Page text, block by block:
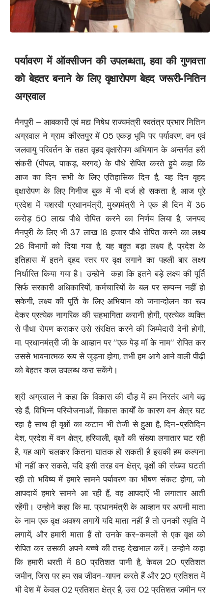
पर्यावरण में ऑक्सीजन की उपलब्धता, हवा की गुणवत्ता
को बेहतर बनाने के लिए वृक्षारोपण बेहद जरूरी-नितिन
अग्रवाल
मैनपुरी – आबकारी एवं मद्य निषेध राज्यमंत्री स्वतंत्र प्रभार नितिन
अग्रवाल ने ग्राम कीरतपुर में 05 एकड़ भूमि पर पर्यावरण, वन एवं
जलवायु परिवर्तन के तहत वृहद वृक्षारोपण अभियान के अन्तर्गत हरी
संकरी (पीपल, पाकड़, बरगद) के पौधे रोपित करते हुये कहा कि
आज का दिन सभी के लिए एतिहासिक दिन है, यह दिन वृहद
वृक्षारोपण के लिए गिनीज बुक में भी दर्ज हो सकता है, आज पूरे
प्रदेश में यशस्वी प्रधानमंत्री, मुख्यमंत्री ने एक ही दिन में 36
करोड़ 50 लाख पौधे रोपित करने का निर्णय लिया है, जनपद
मैनपुरी के लिए भी 37 लाख 18 हजार पौधे रोपित करने का लक्ष्य
26 विभागों को दिया गया है, यह बहुत बड़ा लक्ष्य है, प्रदेश के
इतिहास में इतने वृहद स्तर पर वृक्ष लगाने का पहली बार लक्ष्य
निर्धारित किया गया है। उन्होने कहा कि इतने बड़े लक्ष्य की पूर्ति
सिर्फ सरकारी अधिकारियों, कर्मचारियों के बल पर सम्पन्न नहीं हो
सकेगी, लक्ष्य की पूर्ति के लिए अभियान को जनान्दोलन का रूप
देकर प्रत्येक नागरिक की सहभागिता करानी होगी, प्रत्येक व्यक्ति
से पौधा रोपण कराकर उसे संरक्षित करने की जिम्मेदारी देनी होगी,
मा. प्रधानमंत्री जी के आव्हान पर ’’एक पेड़ मॉ के नाम’’ रोपित कर
उससे भावनात्मक रूप से जुड़ना होगा, तभी हम आगे आने वाली पीढ़ी
को बेहतर कल उपलब्ध करा सकेंगे।
श्री अग्रवाल ने कहा कि विकास की दौड़ में हम निरतंर आगे बढ़
रहे हैं, विभिन्न परियोजनाओं, विकास कार्यों के कारण वन क्षेत्र घट
रहा है साथ ही वृक्षों का कटान भी तेजी से हुआ है, दिन-प्रतिदिन
देश, प्रदेश में वन क्षेत्र, हरियाली, वृक्षों की संख्या लगातार घट रही
है, यह आगे चलकर कितना घातक हो सकती है इसकी हम कल्पना
भी नहीं कर सकते, यदि इसी तरह वन क्षेत्र, वृक्षों की संख्या घटती
रही तो भविष्य में हमारे सामने पर्यावरण का भीषण संकट होगा, जो
आपदायें हमारे सामने आ रही हैं, वह आपदाऐं भी लगातार आती
रहेंगी। उन्होने कहा कि मा. प्रधानमंत्री के आव्हान पर अपनी माता
के नाम एक वृक्ष अवश्य लगायें यदि माता नहीं हैं तो उनकी स्मृति में
लगायें, और हमारी माता हैं तो उनके कर-कमलों से एक वृक्ष को
रोपित कर उसकी अपने बच्चे की तरह देखभाल करें। उन्होने कहा
कि हमारी धरती में 80 प्रतिशत पानी है, केवल 20 प्रतिशत
जमीन, जिस पर हम सब जीवन-यापन करते हैं और 20 प्रतिशत में
भी देश में केवल 02 प्रतिशत क्षेत्र है, उस 02 प्रतिशत जमीन पर